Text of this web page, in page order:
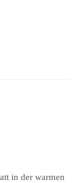
in der warmen